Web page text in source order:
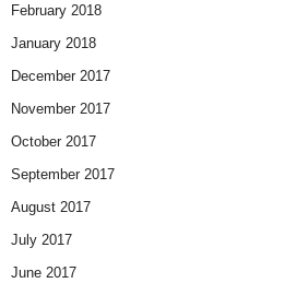
February 2018
January 2018
December 2017
November 2017
October 2017
September 2017
August 2017
July 2017
June 2017